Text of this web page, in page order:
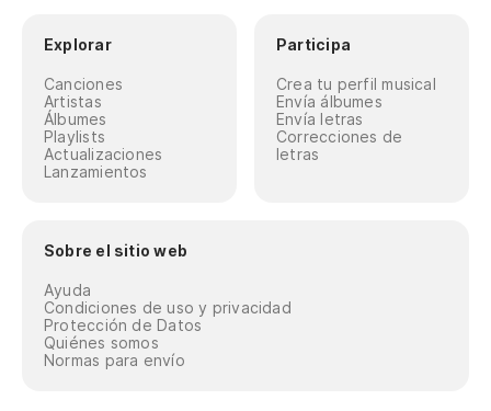
Explorar
Canciones
Artistas
Álbumes
Playlists
Actualizaciones
Lanzamientos
Participa
Crea tu perfil musical
Envía álbumes
Envía letras
Correcciones de
letras
Sobre el sitio web
Ayuda
Condiciones de uso y privacidad
Protección de Datos
Quiénes somos
Normas para envío